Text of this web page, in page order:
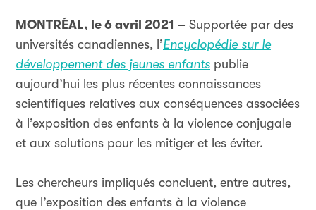
MONTRÉAL, le 6 avril 2021 – Supportée par des
universités canadiennes, l’Encyclopédie sur le
développement des jeunes enfants publie
aujourd’hui les plus récentes connaissances
scientifiques relatives aux conséquences associées
à l’exposition des enfants à la violence conjugale
et aux solutions pour les mitiger et les éviter.
Les chercheurs impliqués concluent, entre autres,
que l’exposition des enfants à la violence